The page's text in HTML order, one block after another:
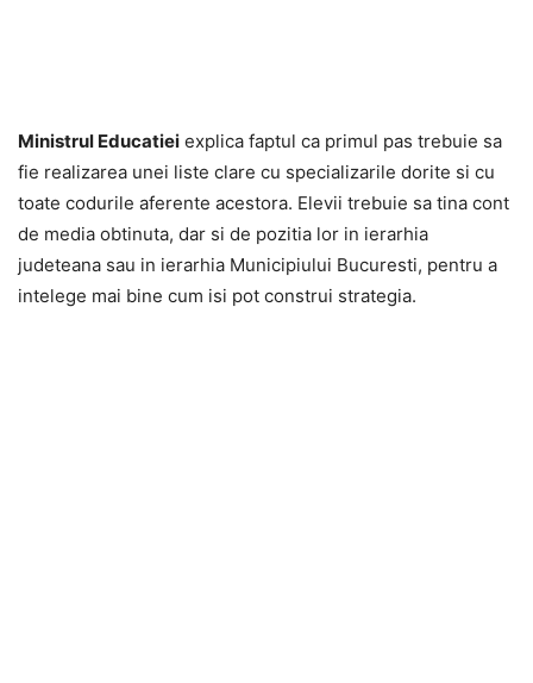
Ministrul Educatiei explica faptul ca primul pas trebuie sa
fie realizarea unei liste clare cu specializarile dorite si cu
toate codurile aferente acestora. Elevii trebuie sa tina cont
de media obtinuta, dar si de pozitia lor in ierarhia
judeteana sau in ierarhia Municipiului Bucuresti, pentru a
intelege mai bine cum isi pot construi strategia.